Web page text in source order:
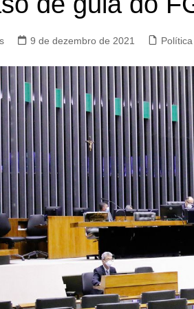
9 de dezembro de 2021 Política